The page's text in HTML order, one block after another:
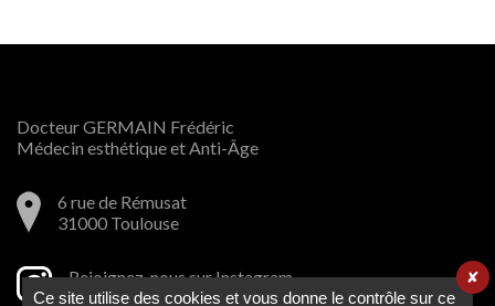
Ce site utilise des cookies et vous donne le contrôle sur ce
✘
Docteur GERMAIN Frédéric
Médecin esthétique et Anti-Âge
6 rue de Rémusat
31000 Toulouse
Rejoignez-nous sur Instagram